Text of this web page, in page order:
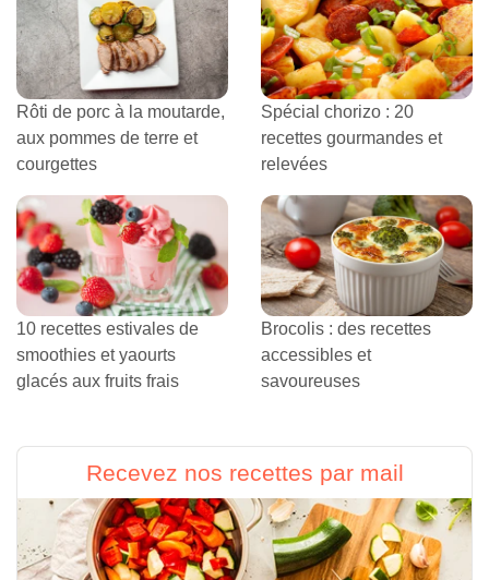
Rôti de porc à la moutarde,
aux pommes de terre et
courgettes
Spécial chorizo : 20
recettes gourmandes et
relevées
10 recettes estivales de
smoothies et yaourts
glacés aux fruits frais
Brocolis : des recettes
accessibles et
savoureuses
Recevez nos recettes par mail